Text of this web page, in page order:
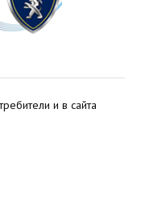
и в сайта